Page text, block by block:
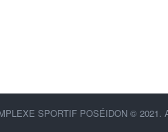
SPORTIF POSÉIDON © 2021.